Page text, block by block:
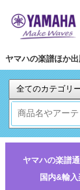
ヤマハの楽譜ほか
ヤマハの楽譜
国内&輸